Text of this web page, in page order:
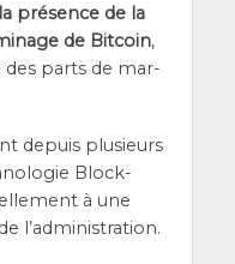
pré­sence de la
de Bit­coin,
des parts de mar­
depuis plu­sieurs
Blo­ck­
à une
l’administration.